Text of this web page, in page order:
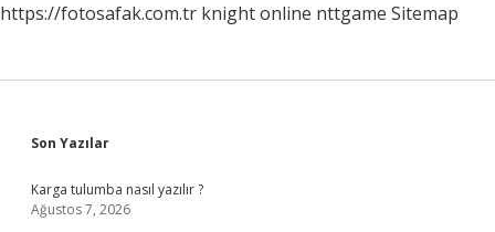
https://fotosafak.com.tr knight online nttgame Sitemap
Sidebar
Son Yazılar
Karga tulumba nasıl yazılır ?
Ağustos 7, 2026